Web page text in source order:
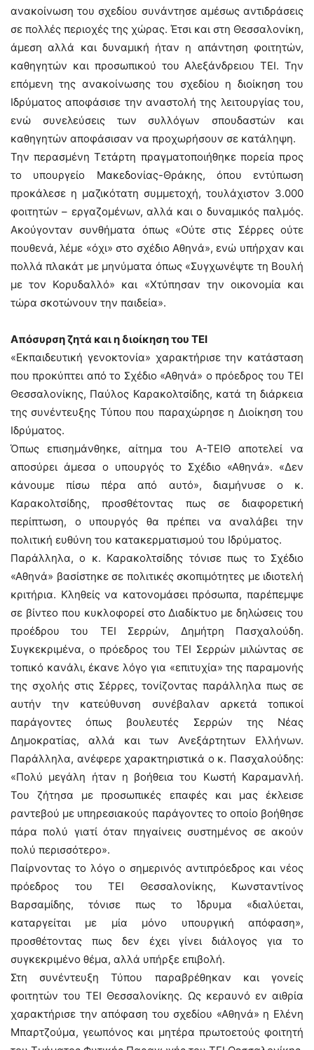
ανακοίνωση του σχεδίου συνάντησε αμέσως αντιδράσεις
σε πολλές περιοχές της χώρας. Έτσι και στη Θεσσαλονίκη,
άμεση αλλά και δυναμική ήταν η απάντηση φοιτητών,
καθηγητών και προσωπικού του Αλεξάνδρειου ΤΕΙ. Την
επόμενη της ανακοίνωσης του σχεδίου η διοίκηση του
Ιδρύματος αποφάσισε την αναστολή της λειτουργίας του,
ενώ συνελεύσεις των συλλόγων σπουδαστών και
καθηγητών αποφάσισαν να προχωρήσουν σε κατάληψη.
Την περασμένη Τετάρτη πραγματοποιήθηκε πορεία προς
το υπουργείο Μακεδονίας-Θράκης, όπου εντύπωση
προκάλεσε η μαζικότατη συμμετοχή, τουλάχιστον 3.000
φοιτητών – εργαζομένων, αλλά και ο δυναμικός παλμός.
Ακούγονταν συνθήματα όπως «Ούτε στις Σέρρες ούτε
πουθενά, λέμε «όχι» στο σχέδιο Αθηνά», ενώ υπήρχαν και
πολλά πλακάτ με μηνύματα όπως «Συγχωνέψτε τη Βουλή
με τον Κορυδαλλό» και «Χτύπησαν την οικονομία και
τώρα σκοτώνουν την παιδεία».
Απόσυρση ζητά και η διοίκηση του ΤΕΙ
«Εκπαιδευτική γενοκτονία» χαρακτήρισε την κατάσταση
που προκύπτει από το Σχέδιο «Αθηνά» ο πρόεδρος του ΤΕΙ
Θεσσαλονίκης, Παύλος Καρακολτσίδης, κατά τη διάρκεια
της συνέντευξης Τύπου που παραχώρησε η Διοίκηση του
Ιδρύματος.
Όπως επισημάνθηκε, αίτημα του Α-ΤΕΙΘ αποτελεί να
αποσύρει άμεσα ο υπουργός το Σχέδιο «Αθηνά». «Δεν
κάνουμε πίσω πέρα από αυτό», διαμήνυσε ο κ.
Καρακολτσίδης, προσθέτοντας πως σε διαφορετική
περίπτωση, ο υπουργός θα πρέπει να αναλάβει την
πολιτική ευθύνη του κατακερματισμού του Ιδρύματος.
Παράλληλα, ο κ. Καρακολτσίδης τόνισε πως το Σχέδιο
«Αθηνά» βασίστηκε σε πολιτικές σκοπιμότητες με ιδιοτελή
κριτήρια. Κληθείς να κατονομάσει πρόσωπα, παρέπεμψε
σε βίντεο που κυκλοφορεί στο Διαδίκτυο με δηλώσεις του
προέδρου του ΤΕΙ Σερρών, Δημήτρη Πασχαλούδη.
Συγκεκριμένα, ο πρόεδρος του ΤΕΙ Σερρών μιλώντας σε
τοπικό κανάλι, έκανε λόγο για «επιτυχία» της παραμονής
της σχολής στις Σέρρες, τονίζοντας παράλληλα πως σε
αυτήν την κατεύθυνση συνέβαλαν αρκετά τοπικοί
παράγοντες όπως βουλευτές Σερρών της Νέας
Δημοκρατίας, αλλά και των Ανεξάρτητων Ελλήνων.
Παράλληλα, ανέφερε χαρακτηριστικά ο κ. Πασχαλούδης:
«Πολύ μεγάλη ήταν η βοήθεια του Κωστή Καραμανλή.
Του ζήτησα με προσωπικές επαφές και μας έκλεισε
ραντεβού με υπηρεσιακούς παράγοντες το οποίο βοήθησε
πάρα πολύ γιατί όταν πηγαίνεις συστημένος σε ακούν
πολύ περισσότερο».
Παίρνοντας το λόγο ο σημερινός αντιπρόεδρος και νέος
πρόεδρος του ΤΕΙ Θεσσαλονίκης, Κωνσταντίνος
Βαρσαμίδης, τόνισε πως το Ίδρυμα «διαλύεται,
καταργείται με μία μόνο υπουργική απόφαση»,
προσθέτοντας πως δεν έχει γίνει διάλογος για το
συγκεκριμένο θέμα, αλλά υπήρξε επιβολή.
Στη συνέντευξη Τύπου παραβρέθηκαν και γονείς
φοιτητών του ΤΕΙ Θεσσαλονίκης. Ως κεραυνό εν αιθρία
χαρακτήρισε την απόφαση του σχεδίου «Αθηνά» η Ελένη
Μπαρτζούμα, γεωπόνος και μητέρα πρωτοετούς φοιτητή